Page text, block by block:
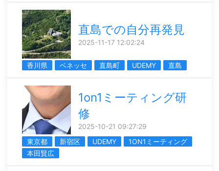
直島での自分再発見
2025-11-17 12:02:24
香川県 ベネッセ 直島町 UDEMY 直島
1on1ミーティング研
修
2025-10-21 09:27:29
東京都
新宿区 UDEMY
1ON1ミーティング
本田賢広